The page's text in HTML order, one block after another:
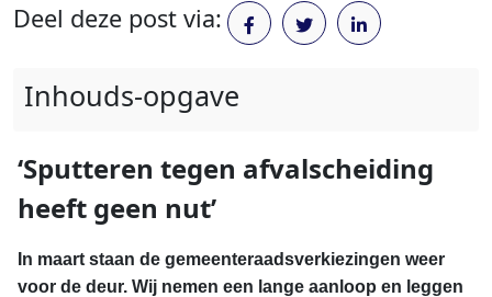
Deel deze post via:
Inhouds-opgave
‘Sputteren tegen afvalscheiding
heeft geen nut’
In maart staan de gemeenteraadsverkiezingen weer
voor de deur. Wij nemen een lange aanloop en leggen